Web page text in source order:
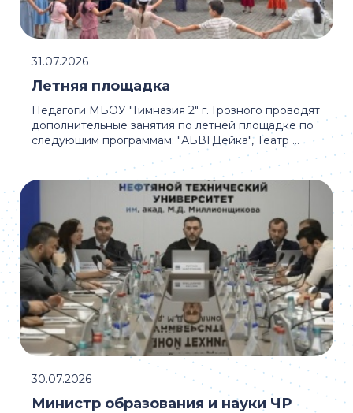
Педагоги МБОУ "Гимназия 2" г. Грозного проводят
дополнительные занятия по летней площадке по
следующим программам: "АБВГДейка", Театр ...
Летняя площадка
31.07.2026
Министр образования и науки ЧР
30.07.2026